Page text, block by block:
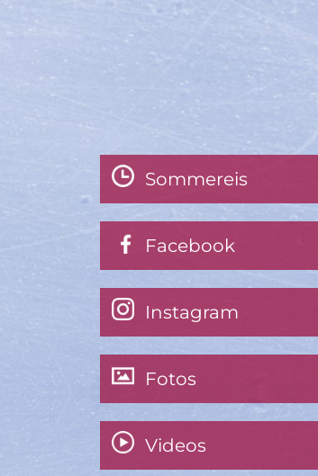
Sommereis
Facebook
Instagram
Fotos
Videos